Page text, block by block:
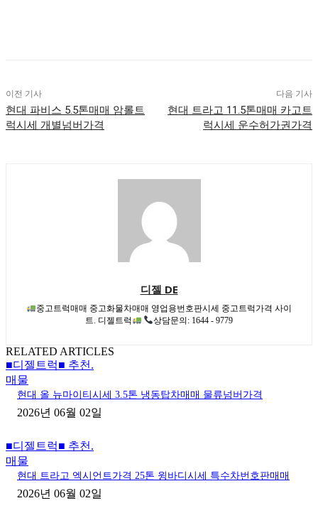
이전 기사
현대 파비스 5.5톤매매 암롤트
럭시세 개별넘버가격
다음 기사
현대 트라고 11.5톤매매 카고트
럭시세 운수허가권가격
디젤 DE
중고트럭매매 중고화물차매매 영업용번호판시세 중고트럭가격 사이
트. 디젤트럭
상담문의: 1644 - 9779
RELATED ARTICLES
■디젤트럭■ 추천.
매물
현대 올 뉴마이티시세 3.5톤 냉동탑차매매 물류넘버가격
2026년 06월 02일
■디젤트럭■ 추천.
매물
현대 트라고 엑시언트가격 25톤 윙바디시세 특수차번호판매매
2026년 06월 02일